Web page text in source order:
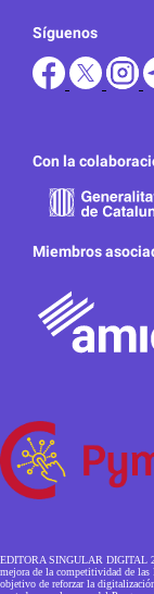
Síguenos
Con la
Miembros
EDITORA SINGULAR DIGITAL
mejora de la competitividad de las
objetivo de reforzar la